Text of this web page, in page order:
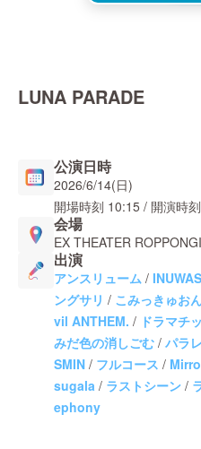
LUNA PARADE
公演日時
2026/6/14(日)
開場時刻 10:15 / 開演時刻
会場
EX THEATER ROPPONGI
出演
アンスリューム /
ングサリ / こみっきゅお
vil ANTHEM. / ドラマチ
みだ色の消しごむ / パラ
SMIN / フルコース /
sugala / ラストシーン /
ephony